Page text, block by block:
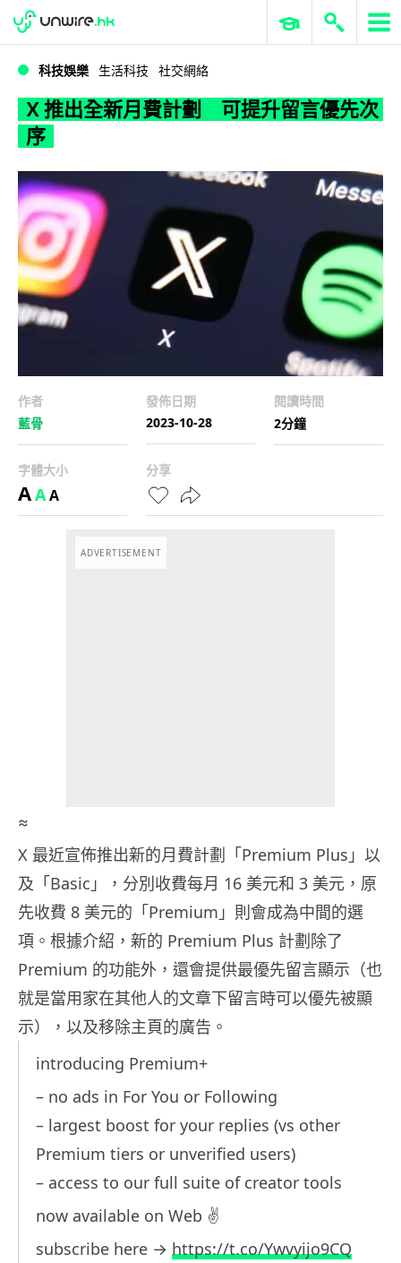
X 推出全新月費計劃 可提升留言優先次序
WWDC 2026 ERP 與商業 AI
科技娛樂 生活科技 社交網絡
X 推出全新月費計劃 可提升留言優先次
序
作者
藍骨
發佈日期
2023-10-28
閱讀時間
2分鐘
字體大小
AAA
分享
ADVERTISEMENT
≈
X 最近宣佈推出新的月費計劃「Premium Plus」以
及「Basic」，分別收費每月 16 美元和 3 美元，原
先收費 8 美元的「Premium」則會成為中間的選
項。根據介紹，新的 Premium Plus 計劃除了
Premium 的功能外，還會提供最優先留言顯示（也
就是當用家在其他人的文章下留言時可以優先被顯
示），以及移除主頁的廣告。
introducing Premium+
– no ads in For You or Following
– largest boost for your replies (vs other
Premium tiers or unverified users)
– access to our full suite of creator tools
now available on Web ✌️
subscribe here → https://t.co/Ywvyijo9CQ